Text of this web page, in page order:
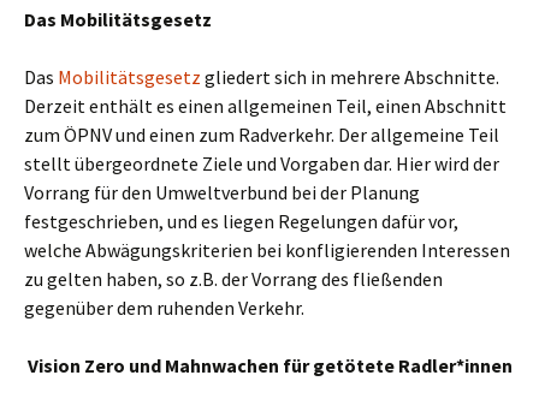
Das Mobilitätsgesetz
Das Mobilitätsgesetz gliedert sich in mehrere Abschnitte.
Derzeit enthält es einen allgemeinen Teil, einen Abschnitt
zum ÖPNV und einen zum Radverkehr. Der allgemeine Teil
stellt übergeordnete Ziele und Vorgaben dar. Hier wird der
Vorrang für den Umweltverbund bei der Planung
festgeschrieben, und es liegen Regelungen dafür vor,
welche Abwägungskriterien bei konfligierenden Interessen
zu gelten haben, so z.B. der Vorrang des fließenden
gegenüber dem ruhenden Verkehr.
Vision Zero und Mahnwachen für getötete Radler*innen